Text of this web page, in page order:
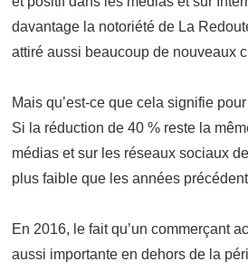
davantage la notoriété de La
attiré aussi beaucoup de nouveaux
Mais qu’est-ce que cela signifie
Si la réduction de 40 % reste la
médias et sur les réseaux sociaux
plus faible que les années
En 2016, le fait qu’un commerçant
aussi importante en dehors de la